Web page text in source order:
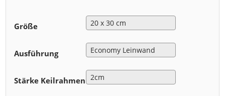
Größe
Ausführung
Stärke Keilrahmen